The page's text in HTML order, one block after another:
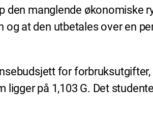
den manglende økonomiske
at den utbetales over en
for forbruksutgifter,
på 1,103 G. Det